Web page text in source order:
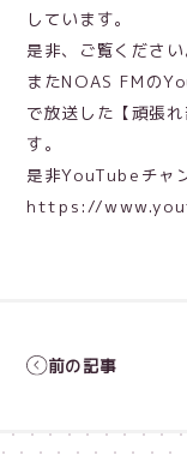
しています。
是非、ご覧ください
またNOAS FMの
で放送した【頑張
す。
是非YouTubeチャ
https://
前の記事